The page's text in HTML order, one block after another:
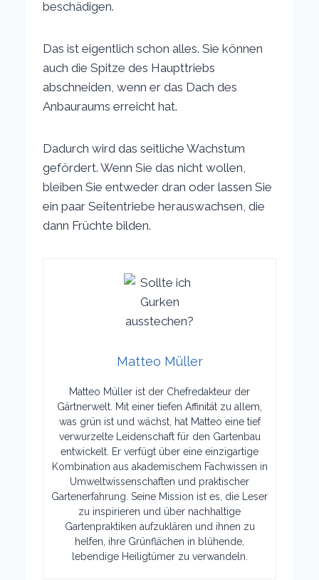
beschädigen.
Das ist eigentlich schon alles. Sie können
auch die Spitze des Haupttriebs
abschneiden, wenn er das Dach des
Anbauraums erreicht hat.
Dadurch wird das seitliche Wachstum
gefördert. Wenn Sie das nicht wollen,
bleiben Sie entweder dran oder lassen Sie
ein paar Seitentriebe herauswachsen, die
dann Früchte bilden.
Matteo Müller
Matteo Müller ist der Chefredakteur der
Gärtnerwelt. Mit einer tiefen Affinität zu allem,
was grün ist und wächst, hat Matteo eine tief
verwurzelte Leidenschaft für den Gartenbau
entwickelt. Er verfügt über eine einzigartige
Kombination aus akademischem Fachwissen in
Umweltwissenschaften und praktischer
Gartenerfahrung. Seine Mission ist es, die Leser
zu inspirieren und über nachhaltige
Gartenpraktiken aufzuklären und ihnen zu
helfen, ihre Grünflächen in blühende,
lebendige Heiligtümer zu verwandeln.